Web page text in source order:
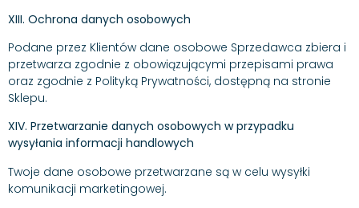
XIII. Ochrona danych osobowych
Podane przez Klientów dane osobowe Sprzedawca zbiera i
przetwarza zgodnie z obowiązującymi przepisami prawa
oraz zgodnie z Polityką Prywatności, dostępną na stronie
Sklepu.
XIV. Przetwarzanie danych osobowych w przypadku
wysyłania informacji handlowych
‌Twoje dane osobowe przetwarzane są w celu wysyłki
komunikacji marketingowej.